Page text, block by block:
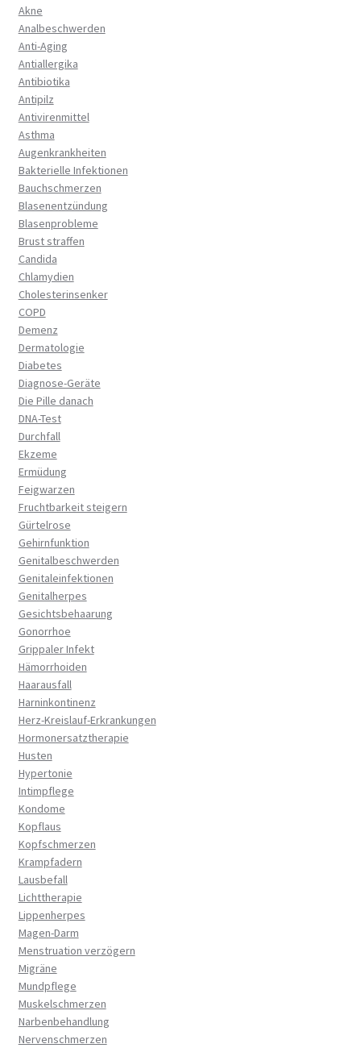
Akne
Analbeschwerden
Anti-Aging
Antiallergika
Antibiotika
Antipilz
Antivirenmittel
Asthma
Augenkrankheiten
Bakterielle Infektionen
Bauchschmerzen
Blasenentzündung
Blasenprobleme
Brust straffen
Candida
Chlamydien
Cholesterinsenker
COPD
Demenz
Dermatologie
Diabetes
Diagnose-Geräte
Die Pille danach
DNA-Test
Durchfall
Ekzeme
Ermüdung
Feigwarzen
Fruchtbarkeit steigern
Gürtelrose
Gehirnfunktion
Genitalbeschwerden
Genitaleinfektionen
Genitalherpes
Gesichtsbehaarung
Gonorrhoe
Grippaler Infekt
Hämorrhoiden
Haarausfall
Harninkontinenz
Herz-Kreislauf-Erkrankungen
Hormonersatztherapie
Husten
Hypertonie
Intimpflege
Kondome
Kopflaus
Kopfschmerzen
Krampfadern
Lausbefall
Lichttherapie
Lippenherpes
Magen-Darm
Menstruation verzögern
Migräne
Mundpflege
Muskelschmerzen
Narbenbehandlung
Nervenschmerzen